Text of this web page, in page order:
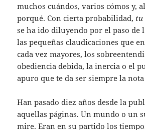
muchos cuándos, varios cómos y,
porqué. Con cierta probabilidad, tu
se ha ido diluyendo por el paso de
las pequeñas claudicaciones que
cada vez mayores, los
obediencia debida, la inercia o el
apuro que te da ser siempre la
Han pasado diez años desde la
aquellas páginas. Un mundo o un
mire. Eran en su partido los